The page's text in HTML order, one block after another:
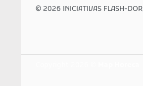
© 2026 INICIATIVAS FLASH-